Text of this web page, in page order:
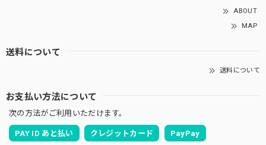
ABOUT
MAP
送料について
送料について
お支払い方法について
次の方法がご利用いただけます。
PAY ID あと払い クレジットカード PayPay